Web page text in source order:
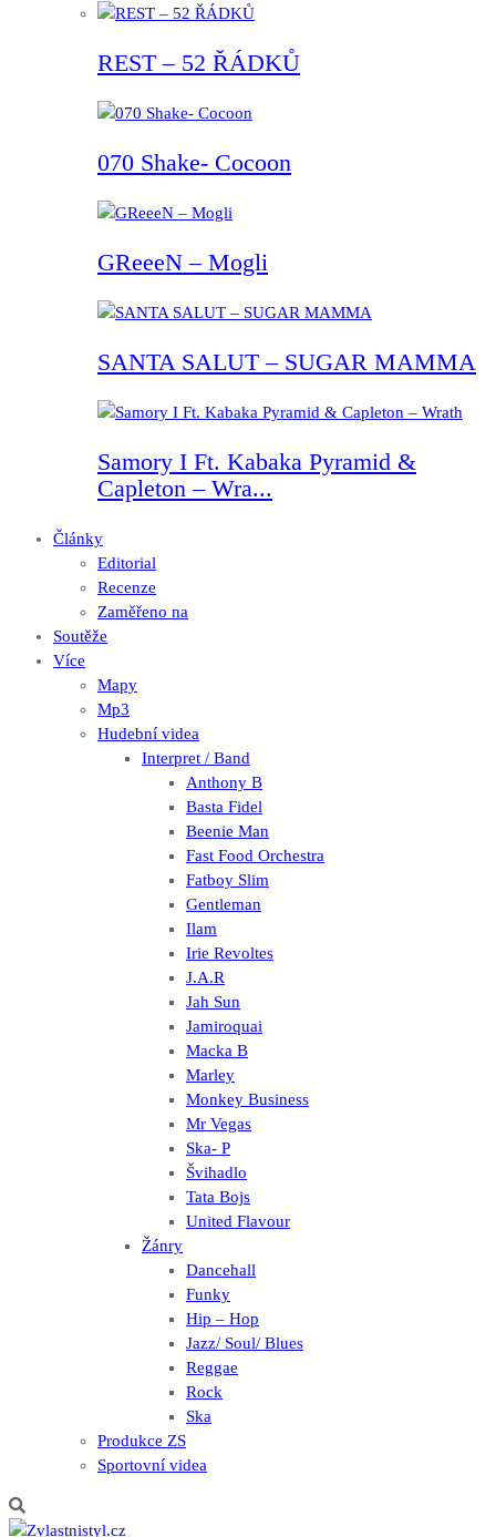
REST – 52 ŘÁDKŮ
070 Shake- Cocoon
GReeeN – Mogli
SANTA SALUT – SUGAR MAMMA
Samory I Ft. Kabaka Pyramid &
Capleton – Wra...
Články
Editorial
Recenze
Zaměřeno na
Soutěže
Více
Mapy
Mp3
Hudební videa
Interpret / Band
Anthony B
Basta Fidel
Beenie Man
Fast Food Orchestra
Fatboy Slim
Gentleman
Ilam
Irie Revoltes
J.A.R
Jah Sun
Jamiroquai
Macka B
Marley
Monkey Business
Mr Vegas
Ska- P
Švihadlo
Tata Bojs
United Flavour
Žánry
Dancehall
Funky
Hip – Hop
Jazz/ Soul/ Blues
Reggae
Rock
Ska
Produkce ZS
Sportovní videa